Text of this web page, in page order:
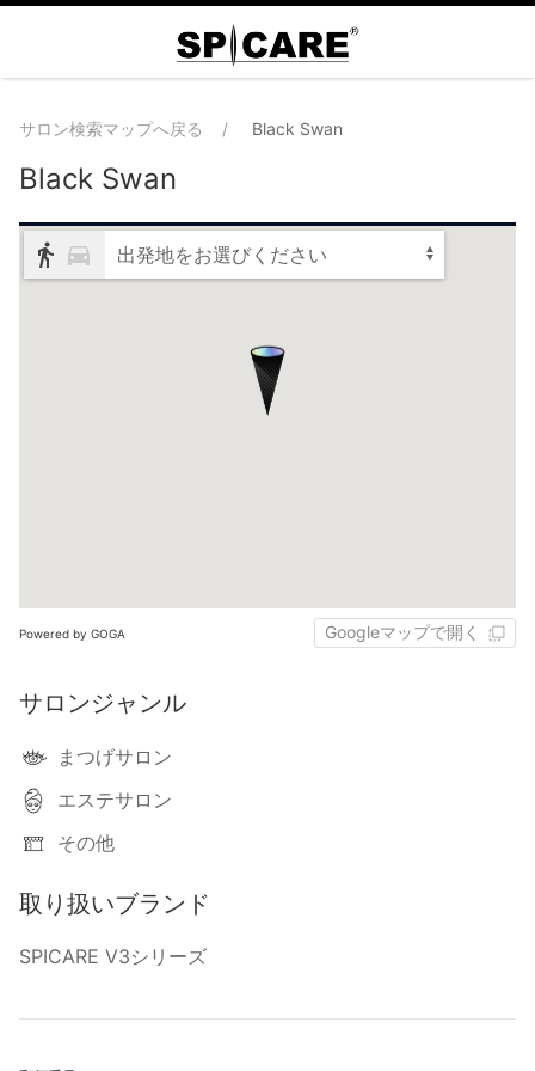
サロン検索マップへ戻る Black Swan
Black Swan
出発地をお選びください
Powered by GOGA Googleマップで開く
サロンジャンル
まつげサロン
エステサロン
その他
取り扱いブランド
SPICARE V3シリーズ